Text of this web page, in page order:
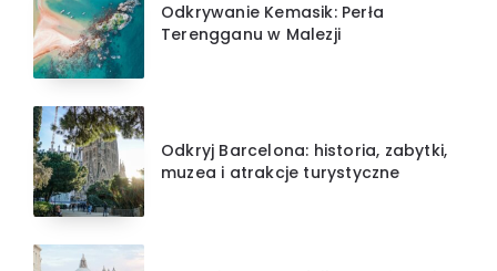
Odkrywanie Kemasik: Perła
Terengganu w Malezji
Odkryj Barcelona: historia, zabytki,
muzea i atrakcje turystyczne